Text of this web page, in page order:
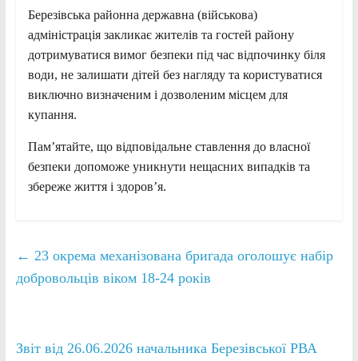
Березівська районна державна (військова)
адміністрація закликає жителів та гостей району
дотримуватися вимог безпеки під час відпочинку біля
води, не залишати дітей без нагляду та користуватися
виключно визначеним і дозволеним місцем для
купання.
Пам’ятайте, що відповідальне ставлення до власної
безпеки допоможе уникнути нещасних випадків та
збереже життя і здоров’я.
← 23 окрема механізована бригада оголошує набір
добровольців віком 18-24 років
Звіт від 26.06.2026 начальника Березівської РВА